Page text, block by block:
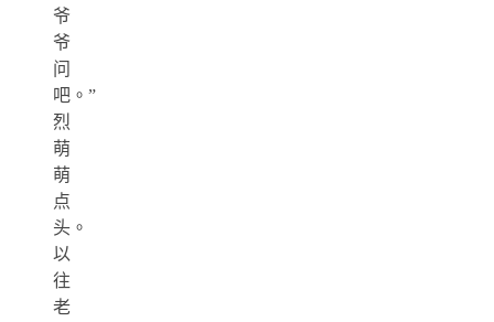
爷
爷
问
吧。”
烈
萌
萌
点
头。
以
往
老